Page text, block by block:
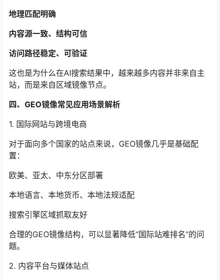
地理匹配明确
内容源一致、结构可信
访问路径稳定、可验证
这也是为什么在AI搜索结果中，越来越多内容并非来自主
站，而是来自区域镜像节点。
四、GEO镜像常见应用场景解析
1. 国际网站与跨境电商
对于面向多个国家的站点来说，GEO镜像几乎是基础配
置：
欧美、亚太、中东分区部署
本地语言、本地货币、本地法规适配
搜索引擎区域抓取友好
合理的GEO镜像结构，可以显著降低“国际站难排名”的问
题。
2. 内容平台与媒体站点